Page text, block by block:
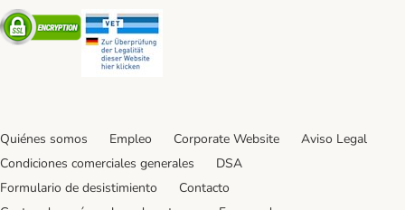
Security
Quiénes somos Empleo Corporate Website
Aviso Legal
Condiciones comerciales generales
DSA
Formulario de desistimiento
Contacto